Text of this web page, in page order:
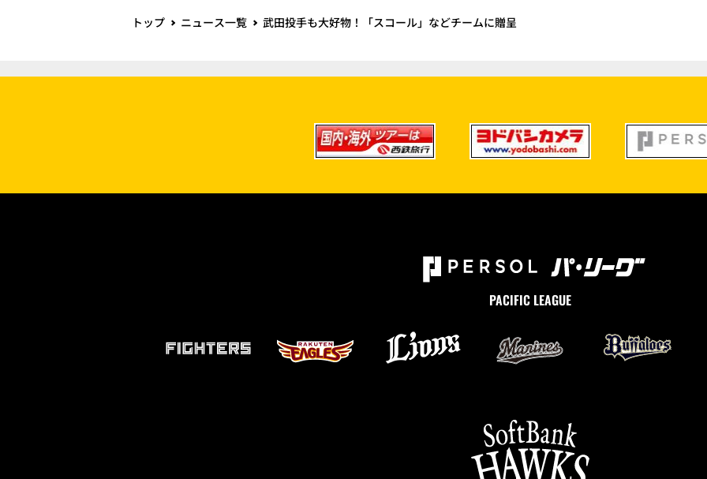
トップ ニュース一覧 武田投手も大好物！「スコール」などチームに贈呈
PACIFIC LEAGUE